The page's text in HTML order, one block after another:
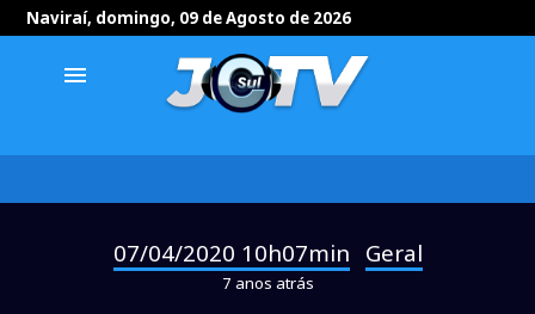
Naviraí, domingo, 09 de Agosto de 2026
menu
07/04/2020 10h07min Geral
7 anos atrás